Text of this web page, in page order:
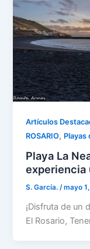
Artículos
ROSARIO, Playas
Playa La
experiencia
S. García./mayo
¡Disfruta de un
El Rosario,